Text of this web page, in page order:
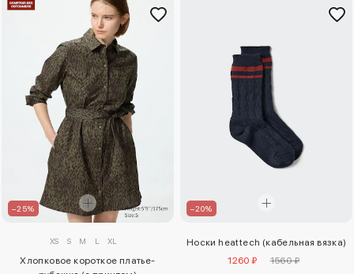
–25%
XS S M L XL
Хлопковое короткое платье-
–20%
Носки heattech (кабельная вязка)
1260 ₽
1560 ₽